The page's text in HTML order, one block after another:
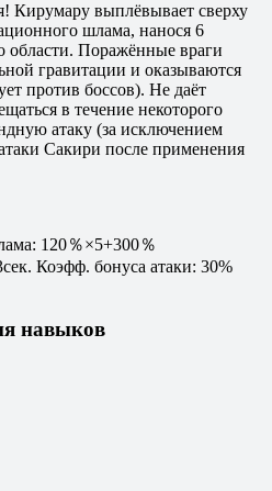
Кирумару выплёвывает сверху
шлама, нанося 6
области. Поражённые враги
гравитации и оказываются
против боссов). Не даёт
в течение некоторого
атаку (за исключением
Сакири после применения
120％×5+300％
Коэфф. бонуса атаки: 30%
навыков